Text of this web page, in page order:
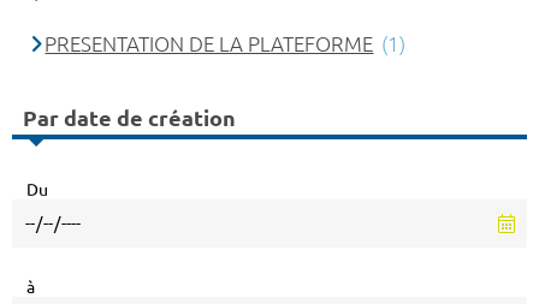
PRESENTATION DE LA PLATEFORME (1)
Par date de création
Du
à